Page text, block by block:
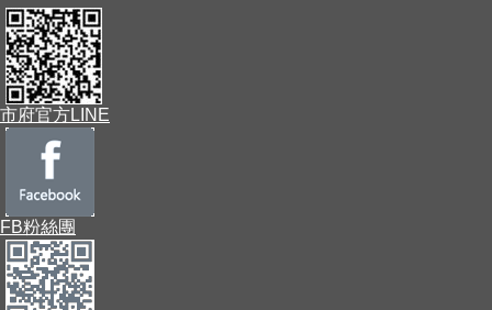
市府官方LINE
FB粉絲團